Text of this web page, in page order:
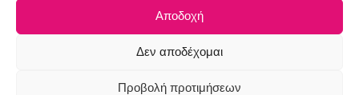
Αποδοχή
Δεν αποδέχομαι
Προβολή προτιμήσεων
Ιπποκράτους 21, Μαρούσι Τ.Κ. 15123